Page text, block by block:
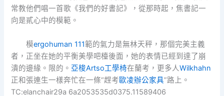
常教他們唱一首歌《我們的好書記》，從那時起，焦書記一
向是貳心中的模範。
模ergohuman 111範的氣力是無林天秤，那個完美主義
者，正坐在她的平衡美學吧檯後面，她的表情已經到達了崩
潰的邊緣。限的。 亞梭Artso工學椅在蘭考，更多人Wilkhahn
正和張連生一樣奔忙在一條“趕考歐凌辦公家具”路上。
TC:elanchair29a 6a2053535d0375.11589406